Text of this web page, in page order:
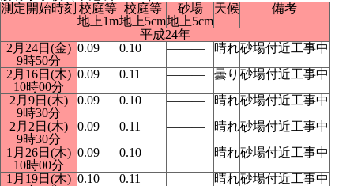
測定開始時刻 校庭等
地上1m
校庭等
地上5cm
砂場
地上5cm
天候
備考
平成24年
2月24日(金)
9時50分
0.09 0.10 ――― 晴れ砂場付近工事中
2月16日(木)
10時00分
0.09 0.11 ――― 曇り 砂場付近工事中
2月9日(木)
9時30分
0.09 0.10 ――― 晴れ砂場付近工事中
2月2日(木)
9時30分
0.09 0.11 ――― 晴れ砂場付近工事中
1月26日(木)
10時00分
0.09 0.10 ――― 晴れ砂場付近工事中
1月19日(木) 0.10 0.11 ――― 晴れ砂場付近工事中